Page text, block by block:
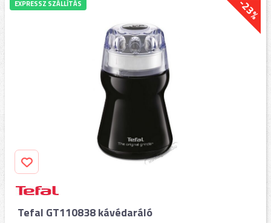
-23%
EXPRESSZ SZÁLLÍTÁS
Tefal GT110838 kávédaráló